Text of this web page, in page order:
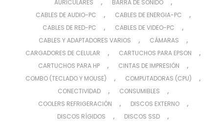
AURICULARES BARRA DE SONIDO
CABLES DE AUDIO-PC , CABLES DE ENERGIA-PC ,
CABLES DE RED-PC , CABLES DE VIDEO-PC ,
CABLES Y ADAPTADORES VARIOS , CÁMARAS ,
CARGADORES DE CELULAR , CARTUCHOS PARA EPSON ,
CARTUCHOS PARA HP , CINTAS DE IMPRESIÓN ,
COMBO (TECLADO Y MOUSE) , COMPUTADORAS (CPU) ,
CONECTIVIDAD , CONSUMIBLES ,
COOLERS REFRIGERACIÓN , DISCOS EXTERNO ,
DISCOS RÍGIDOS , DISCOS SSD ,